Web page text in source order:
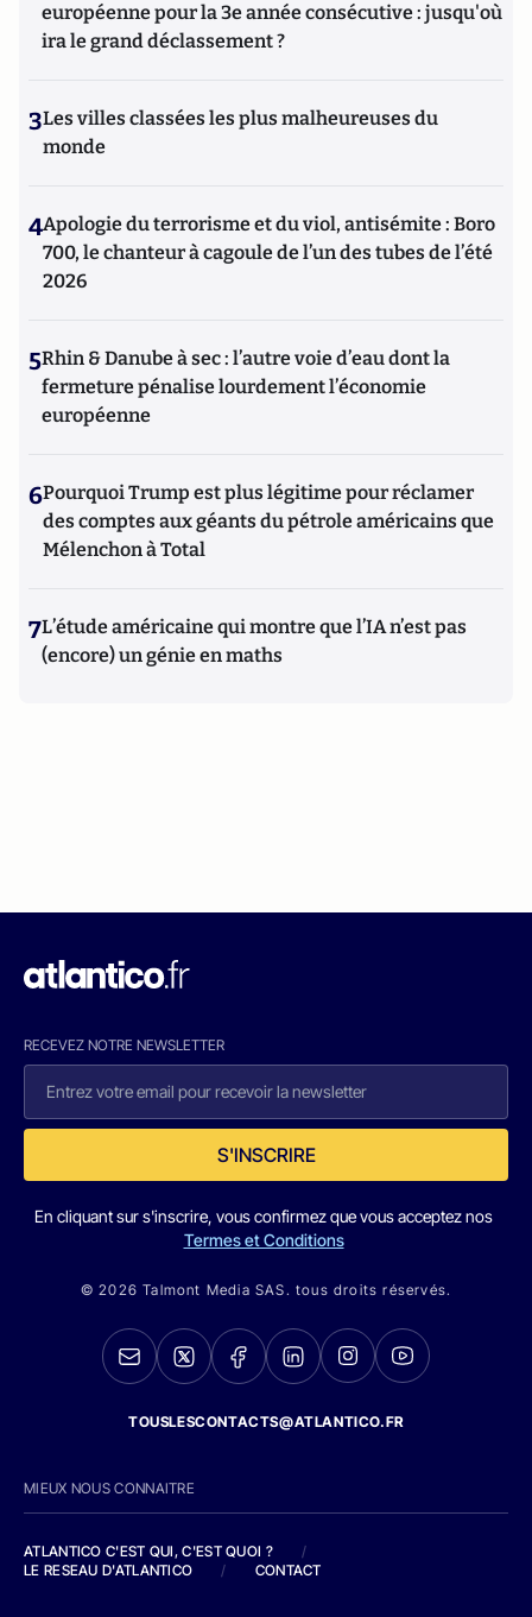
européenne pour la 3e année consécutive : jusqu'où
ira le grand déclassement ?
3Les villes classées les plus malheureuses du
monde
4Apologie du terrorisme et du viol, antisémite : Boro
700, le chanteur à cagoule de l’un des tubes de l’été
2026
5Rhin & Danube à sec : l’autre voie d’eau dont la
fermeture pénalise lourdement l’économie
européenne
6Pourquoi Trump est plus légitime pour réclamer
des comptes aux géants du pétrole américains que
Mélenchon à Total
7L’étude américaine qui montre que l’IA n’est pas
(encore) un génie en maths
RECEVEZ NOTRE NEWSLETTER
S'INSCRIRE
En cliquant sur s'inscrire, vous confirmez que vous acceptez nos
Termes et Conditions
© 2026 Talmont Media SAS. tous droits réservés.
TOUSLESCONTACTS@ATLANTICO.FR
MIEUX NOUS CONNAITRE
ATLANTICO C'EST QUI, C'EST QUOI ?
/
LE RESEAU D'ATLANTICO
/ CONTACT